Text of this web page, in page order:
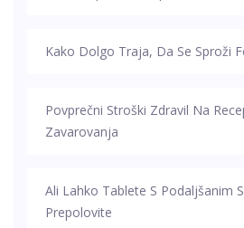
Kako Dolgo Traja, Da Se Sproži
Povprečni Stroški Zdravil Na
Zavarovanja
Ali Lahko Tablete S Podaljšanim
Prepolovite